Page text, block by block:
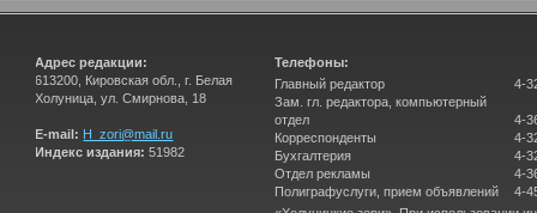
Адрес редакции:
613200, Кировская обл., г. Белая
Холуница, ул. Смирнова, 18
E-mail: H_zori@mail.ru
Индекс издания: 51982
Телефоны:
Главный редактор
Зам. гл. редактора, компьютерный
отдел
Корреспонденты
Бухгалтерия
Отдел рекламы
Полиграфуслуги, прием объявлений
4-
4-
4-
4-
4-
4-